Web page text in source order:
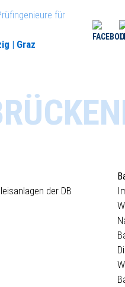
für
| Graz
der DB